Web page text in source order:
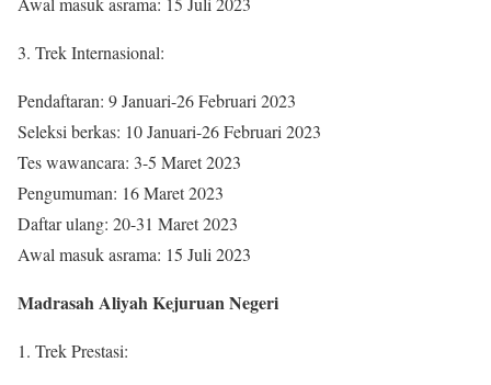
3. Trek Internasional:
Pendaftaran: 9 Januari-26 Februari 2023
Seleksi berkas: 10 Januari-26 Februari 2023
Tes wawancara: 3-5 Maret 2023
Pengumuman: 16 Maret 2023
Daftar ulang: 20-31 Maret 2023
Awal masuk asrama: 15 Juli 2023
Madrasah Aliyah Kejuruan Negeri
1. Trek Prestasi: